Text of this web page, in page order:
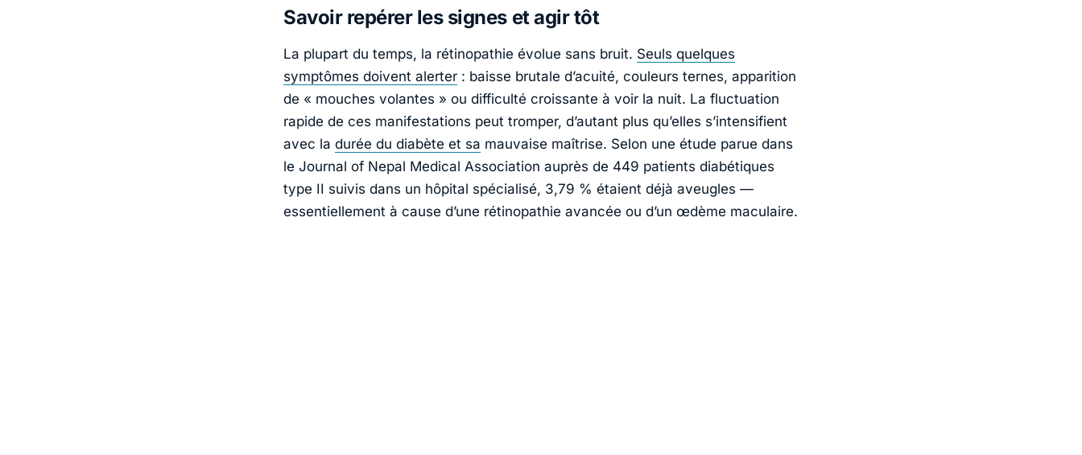
Savoir repérer les signes et agir tôt
La plupart du temps, la rétinopathie évolue sans bruit. Seuls quelques
symptômes doivent alerter : baisse brutale d’acuité, couleurs ternes, apparition
de « mouches volantes » ou difficulté croissante à voir la nuit. La fluctuation
rapide de ces manifestations peut tromper, d’autant plus qu’elles s’intensifient
avec la durée du diabète et sa mauvaise maîtrise. Selon une étude parue dans
le Journal of Nepal Medical Association auprès de 449 patients diabétiques
type II suivis dans un hôpital spécialisé, 3,79 % étaient déjà aveugles —
essentiellement à cause d’une rétinopathie avancée ou d’un œdème maculaire.